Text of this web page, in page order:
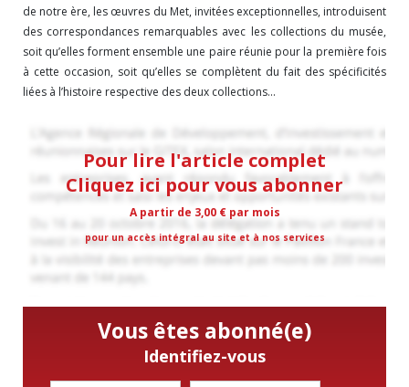
de notre ère, les œuvres du Met, invitées exceptionnelles, introduisent
des correspondances remarquables avec les collections du musée,
soit qu’elles forment ensemble une paire réunie pour la première fois
à cette occasion, soit qu’elles se complètent du fait des spécificités
liées à l’histoire respective des deux collections...
Pour lire l'article complet
Cliquez ici pour vous abonner
A partir de 3,00 € par mois
pour un accès intégral au site et à nos services
Vous êtes abonné(e)
Identifiez-vous